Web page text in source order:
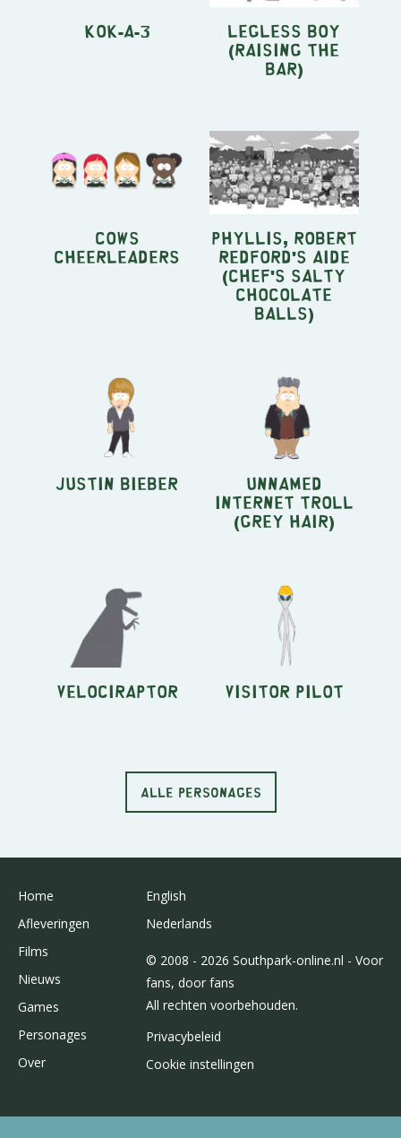
KOK-A-3 Legless Boy
(Raising The
Bar)
Cows
Cheerleaders
Phyllis, Robert
Redford's aide
(Chef's Salty
Chocolate
Balls)
Justin Bieber Unnamed
Internet Troll
(grey hair)
Velociraptor Visitor Pilot
ALLE PERSONAGES
Home
Afleveringen
Films
Nieuws
Games
Personages
Over
English
Nederlands
© 2008 - 2026 Southpark-online.nl - Voor
fans, door fans
All rechten voorbehouden.
Privacybeleid
Cookie instellingen